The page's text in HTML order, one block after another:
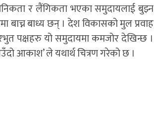
र लैंगिकता भएका समुदायलाई बुझ्न
बाध्य छन् । देश विकासको मुल प्रवाह
पक्षहरु यो समुदायमा कमजोर देखिन्छ ।
आकाश’ ले यथार्थ चित्रण गरेको छ ।